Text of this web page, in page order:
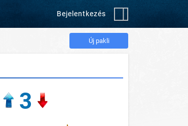
Bejelentkezés
Új pakli
3